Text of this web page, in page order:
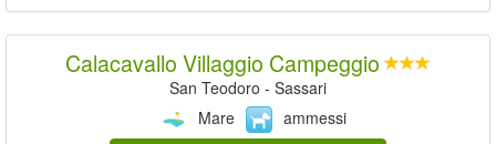
Calacavallo Villaggio Campeggio
San Teodoro - Sassari
Mare
ammessi